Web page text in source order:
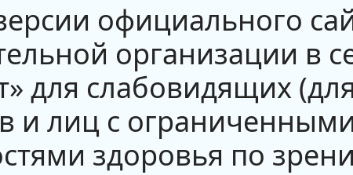
официального
организации в
для слабовидящих (для
и лиц с ограниченными
здоровья по